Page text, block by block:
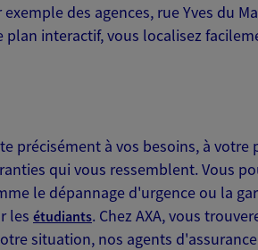
des agences, rue Yves du
interactif, vous localisez
précisément à vos besoins, à
qui vous ressemblent. Vous
le dépannage d'urgence ou la
les étudiants. Chez AXA, vous
situation, nos agents